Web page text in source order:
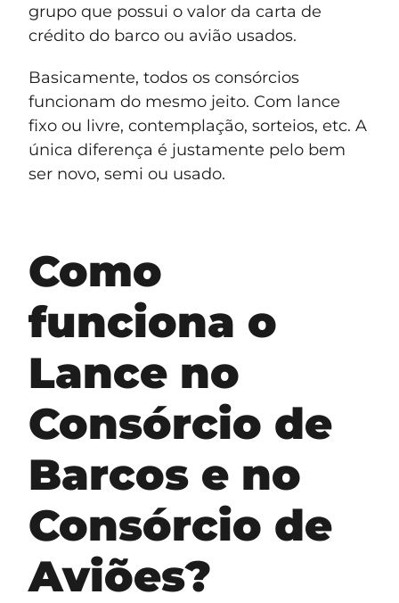
grupo que possui o valor da carta de
crédito do barco ou avião usados.
Basicamente, todos os consórcios
funcionam do mesmo jeito. Com lance
fixo ou livre, contemplação, sorteios, etc. A
única diferença é justamente pelo bem
ser novo, semi ou usado.
Como
funciona o
Lance no
Consórcio de
Barcos e no
Consórcio de
Aviões?